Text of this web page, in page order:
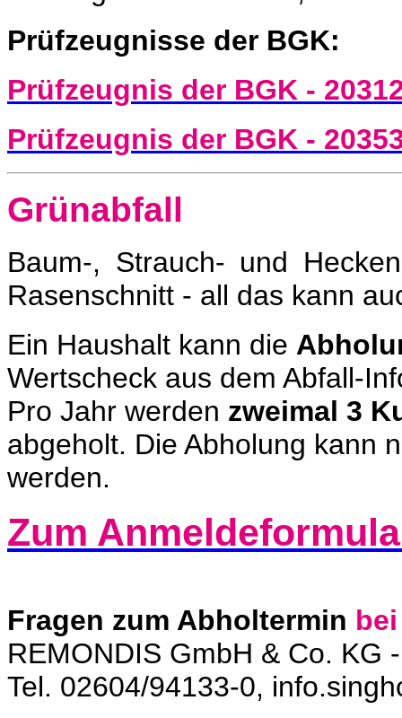
Prüfzeugnisse der BGK:
Prüfzeugnis der BGK -
Prüfzeugnis der BGK -
Grünabfall
Baum-, Strauch- und
Rasenschnitt - all das kann
Ein Haushalt kann die
Wertscheck aus dem Abfall-
Pro Jahr werden zweimal 3
abgeholt. Die Abholung kann
werden.
Zum
Fragen zum Abholtermin
REMONDIS GmbH & Co. KG
Tel. 02604/94133-0,